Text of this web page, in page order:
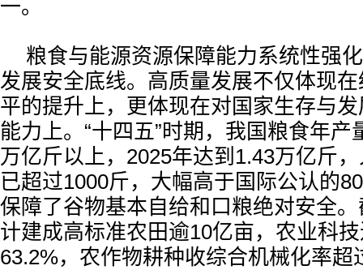
一。
粮食与能源资源保障能力系统性强
发展安全底线。高质量发展不仅体现
平的提升上，更体现在对国家生存与
能力上。“十四五”时期，我国粮食年产
万亿斤以上，2025年达到1.43万亿斤
已超过1000斤，大幅高于国际公认的
保障了谷物基本自给和口粮绝对安全
计建成高标准农田逾10亿亩，农业科
63.2%，农作物耕种收综合机械化率超